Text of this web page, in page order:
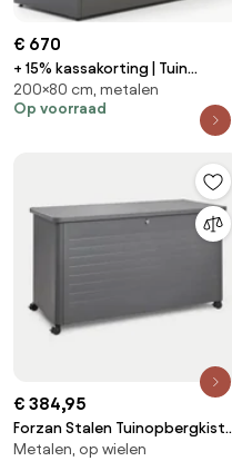
€ 670
+ 15% kassakorting | Tuin
opbergbox Kees Smit |
Waterdicht | Kussenbox | Staal |
Grijs - Antraciet | 200x80cm |
200×80 cm, metalen
Op voorraad
€ 384,95
Forzan Stalen Tuinopbergkist
Grijs – Grafiet & 915 L - Sklum
Metalen, op wielen